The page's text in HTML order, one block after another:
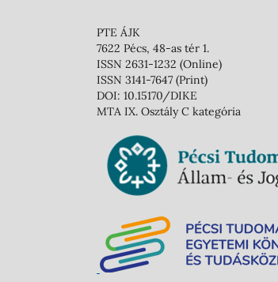
PTE ÁJK
7622 Pécs, 48-as tér 1.
ISSN 2631-1232 (Online)
ISSN 3141-7647 (Print)
DOI: 10.15170/DIKE
MTA IX. Osztály C kategória